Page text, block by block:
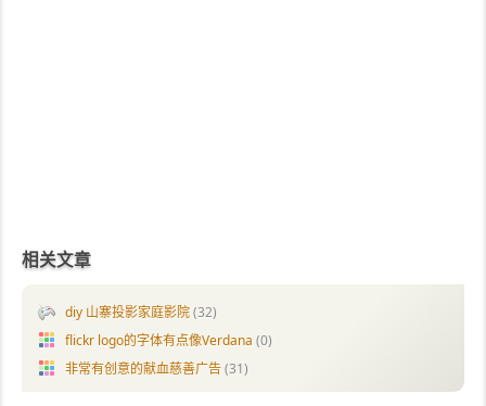
相关文章
diy 山寨投影家庭影院(32)
flickr logo的字体有点像Verdana (0)
非常有创意的献血慈善广告(31)